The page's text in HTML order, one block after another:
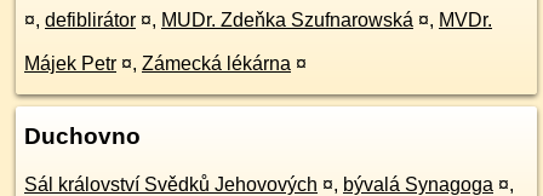
¤, defiblirátor ¤, MUDr. Zdeňka Szufnarowská ¤, MVDr.
Májek Petr ¤, Zámecká lékárna ¤
Duchovno
Sál království Svědků Jehovových ¤, bývalá Synagoga ¤,